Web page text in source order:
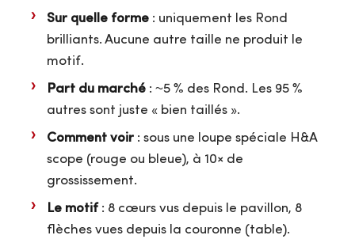
Sur quelle forme : uniquement les Rond
brilliants. Aucune autre taille ne produit le
motif.
Part du marché : ~5 % des Rond. Les 95 %
autres sont juste « bien taillés ».
Comment voir : sous une loupe spéciale H&A
scope (rouge ou bleue), à 10× de
grossissement.
Le motif: 8 cœurs vus depuis le pavillon, 8
flèches vues depuis la couronne (table).